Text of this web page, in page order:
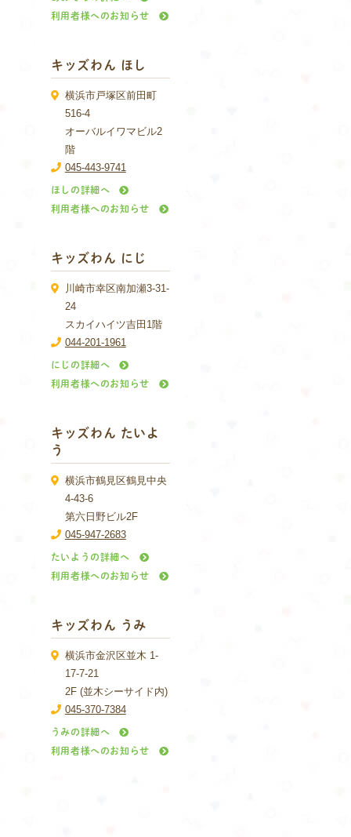
利用者様へのお知らせ
キッズわん ほし
横浜市戸塚区前田町
516-4
オーバルイワマビル2
階
045-443-9741
ほしの詳細へ
利用者様へのお知らせ
キッズわん にじ
川崎市幸区南加瀬3-31-
24
スカイハイツ吉田1階
044-201-1961
にじの詳細へ
利用者様へのお知らせ
キッズわん たいよ
う
横浜市鶴見区鶴見中央
4-43-6
第六日野ビル2F
045-947-2683
たいようの詳細へ
利用者様へのお知らせ
キッズわん うみ
横浜市金沢区並木 1-
17-7-21
2F (並木シーサイド内)
045-370-7384
うみの詳細へ
利用者様へのお知らせ